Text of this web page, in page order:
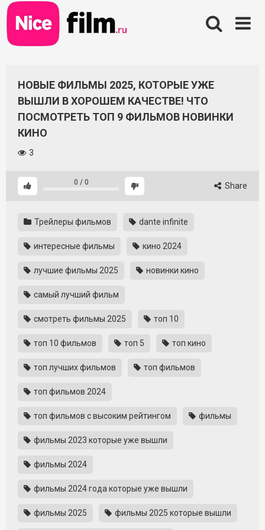
Skip
to
content
НОВЫЕ ФИЛЬМЫ 2025, КОТОРЫЕ УЖЕ
ВЫШЛИ В ХОРОШЕМ КАЧЕСТВЕ! ЧТО
ПОСМОТРЕТЬ ТОП 9 ФИЛЬМОВ НОВИНКИ
КИНО
3
0 / 0 Share
Трейлеры фильмов dante infinite
интересные фильмы кино 2024
лучшие фильмы 2025 новинки кино
самый лучший фильм
смотреть фильмы 2025 топ 10
топ 10 фильмов топ 5 топ кино
топ лучших фильмов топ фильмов
топ фильмов 2024
топ фильмов с высоким рейтингом фильмы
фильмы 2023 которые уже вышли
фильмы 2024
фильмы 2024 года которые уже вышли
фильмы 2025 фильмы 2025 которые вышли